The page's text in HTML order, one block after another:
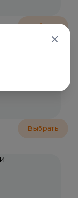
Выбрать
Выбрать